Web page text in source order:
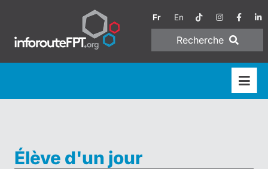
Fr En
Recherche
Élève d'un jour